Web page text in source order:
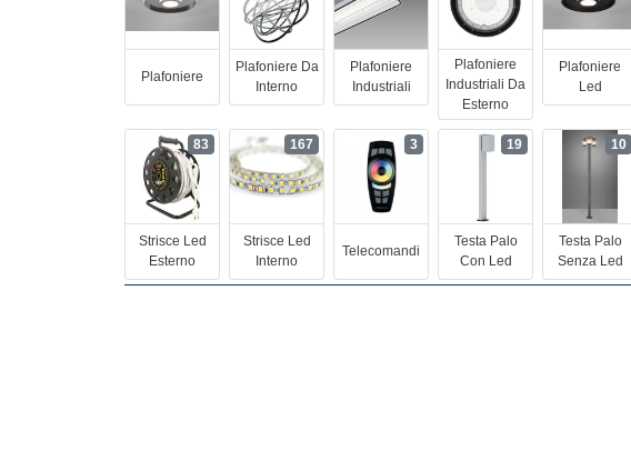
Plafoniere
Plafoniere Da
Interno
Plafoniere
Industriali
Plafoniere
Industriali Da
Esterno
Plafoniere
Led
Strisce Led
Esterno
83
Strisce Led
Interno
167
Telecomandi
3
Testa Palo
Con Led
19
Testa Palo
Senza Led
10